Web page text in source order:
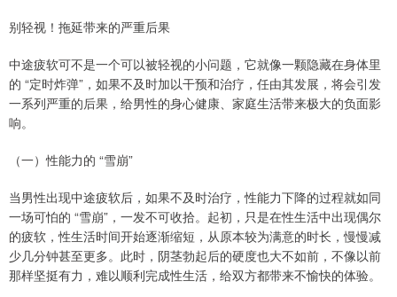
别轻视！拖延带来的严重后果
中途疲软可不是一个可以被轻视的小问题，它就像一颗隐藏在身体里
的 “定时炸弹”，如果不及时加以干预和治疗，任由其发展，将会引发
一系列严重的后果，给男性的身心健康、家庭生活带来极大的负面影
响。
（一）性能力的 “雪崩”
当男性出现中途疲软后，如果不及时治疗，性能力下降的过程就如同
一场可怕的 “雪崩”，一发不可收拾。起初，只是在性生活中出现偶尔
的疲软，性生活时间开始逐渐缩短，从原本较为满意的时长，慢慢减
少几分钟甚至更多。此时，阴茎勃起后的硬度也大不如前，不像以前
那样坚挺有力，难以顺利完成性生活，给双方都带来不愉快的体验。